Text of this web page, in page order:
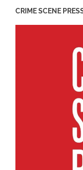
CRIME SCENE